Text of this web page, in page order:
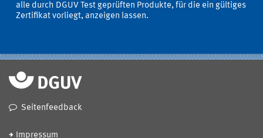
alle durch DGUV Test geprüften Produkte, für die ein gültiges
Zertifikat vorliegt, anzeigen lassen.
Seitenfeedback
Impressum